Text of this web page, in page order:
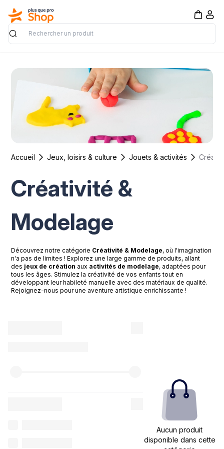
Rechercher
Accueil Jeux, loisirs & culture Jouets & activités
Créativité &
Modelage
Découvrez notre catégorie Créativité & Modelage, où l'imagination
n'a pas de limites ! Explorez une large gamme de produits, allant
des jeux de création aux activités de modelage, adaptées pour
tous les âges. Stimulez la créativité de vos enfants tout en
développant leur habileté manuelle avec des matériaux de qualité.
Rejoignez-nous pour une aventure artistique enrichissante !
Aucun produit
disponible dans cette